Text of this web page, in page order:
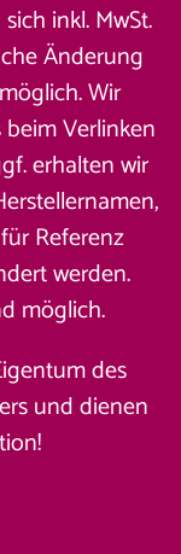
inkl. MwSt.
Änderung
Wir
Verlinken
erhalten wir
Referenz
werden.
möglich.
des
und dienen